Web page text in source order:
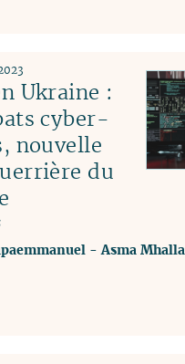
Ukraine :
cyber-
nouvelle
du
-Asma Mhalla